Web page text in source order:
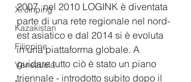
Xi Jinping
Kazakistan
Filippine
Venezuela
2007, nel 2010 LOGINK è diventata
parte di una rete regionale nel nord-
est asiatico e dal 2014 si è evoluta
in una piattaforma globale. A
guidare tutto ciò è stato un piano
triennale - introdotto subito dopo il